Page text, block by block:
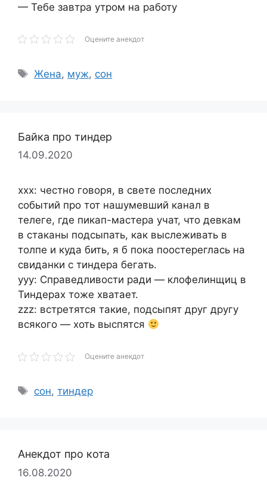
— Тебе завтра утром на работу
Оцените анекдот
Метки
Жена, муж, сон
Байка про тиндер
14.09.2020
xxx: честно говоря, в свете последних
событий про тот нашумевший канал в
телеге, где пикап-мастера учат, что девкам
в стаканы подсыпать, как выслеживать в
толпе и куда бить, я б пока поостереглась на
свиданки с тиндера бегать.
yyy: Справедливости ради — клофелинщиц в
Тиндерах тоже хватает.
zzz: встретятся такие, подсыпят друг другу
всякого — хоть выспятся
Оцените анекдот
Метки
сон,тиндер
Анекдот про кота
16.08.2020